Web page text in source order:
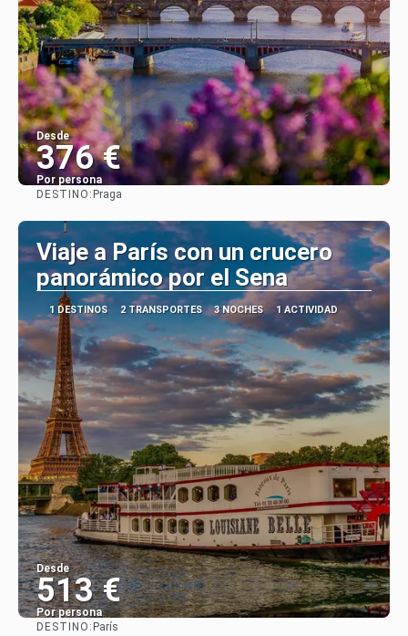
Desde
376 €
Por persona
DESTINO: Praga
Viaje a París con un crucero
panorámico por el Sena
1 DESTINOS 2 TRANSPORTES 3 NOCHES 1 ACTIVIDAD
Desde
513 €
Por persona
DESTINO: París